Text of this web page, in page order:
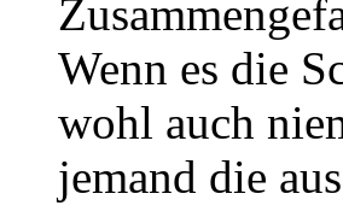
Wenn es die
wohl auch
jemand die